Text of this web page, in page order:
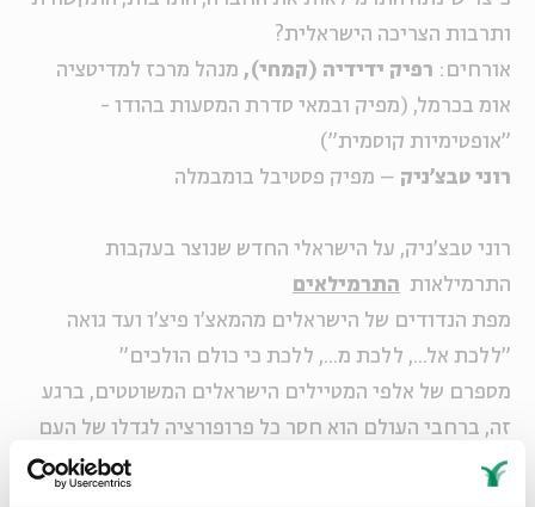
ותרבות הצריכה הישראלית?
אורחים: רפיק ידידיה (קמחי), מנהל מרכז למדיטציה
אומ בכרמל, (מפיק ובמאי סדרת המסעות בהודו -
"אופטימיות קוסמית")
רוני טבצ'ניק – מפיק פסטיבל בומבמלה
רוני טבצ'ניק, על הישראלי החדש שנוצר בעקבות
התרמילאות התרמילאים
מפת הנדודים של הישראלים מהמאצ'ו פיצ'ו ועד גואה
"ללכת אל..., ללכת מ..., ללכת כי כולם הולכים"
מספרם של אלפי המטיילים הישראלים המשוטטים, ברגע
זה, ברחבי העולם הוא חסר כל פרופורציה לגדלו של העם
היושב בציון. לאן כולם הולכים - ולמה?